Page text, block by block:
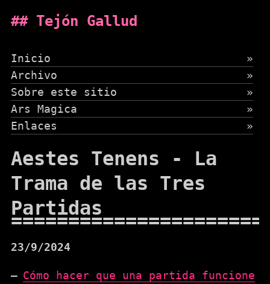
Tejón Gallud
Inicio
»
Archivo
»
Sobre este sitio
»
Ars Magica
»
Enlaces
»
Aestes Tenens - La
Trama de las Tres
Partidas
23/9/2024
Cómo hacer que una partida funcione